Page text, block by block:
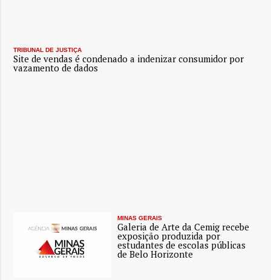
TRIBUNAL DE JUSTIÇA
Site de vendas é condenado a indenizar consumidor por
vazamento de dados
MINAS GERAIS
Galeria de Arte da Cemig recebe
exposição produzida por
estudantes de escolas públicas
de Belo Horizonte